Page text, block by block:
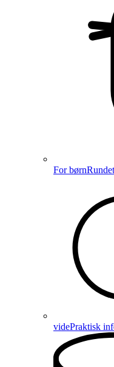
For børn
videPraktisk